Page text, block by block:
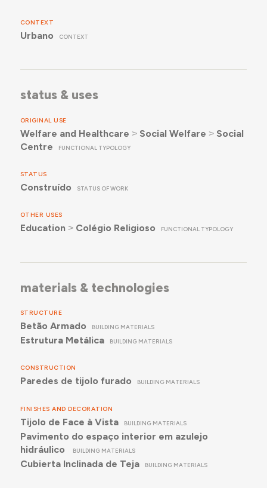
CONTEXT
Urbano CONTEXT
status & uses
ORIGINAL USE
Welfare and Healthcare ˃ Social Welfare ˃ Social
Centre
FUNCTIONAL TYPOLOGY
STATUS
Construído STATUS OF WORK
OTHER USES
Education ˃ Colégio Religioso FUNCTIONAL TYPOLOGY
materials & technologies
STRUCTURE
Betão Armado BUILDING MATERIALS
Estrutura Metálica BUILDING MATERIALS
CONSTRUCTION
Paredes de tijolo furado BUILDING MATERIALS
FINISHES AND DECORATION
Tijolo de Face à Vista BUILDING MATERIALS
Pavimento do espaço interior em azulejo
hidráulico
BUILDING MATERIALS
Cubierta Inclinada de Teja BUILDING MATERIALS